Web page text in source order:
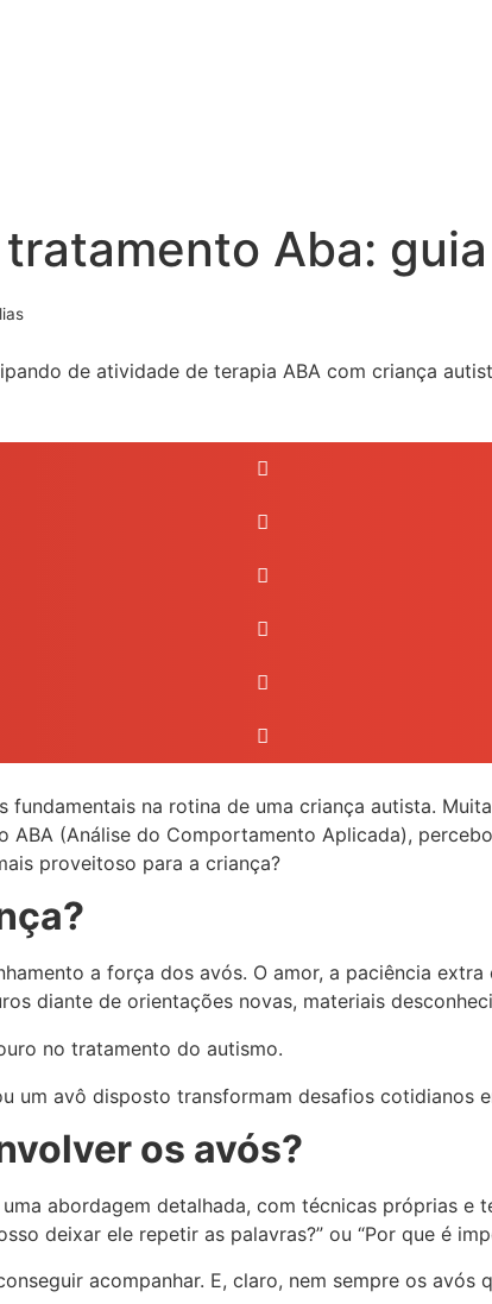
Aba:
na rotina de uma criança autista.
(Análise do Comportamento Aplicada),
proveitoso para a criança?
a força dos avós. O amor, a paciência
diante de orientações novas, materiais
no tratamento do autismo.
um avô disposto transformam desafios cotidianos
os avós?
abordagem detalhada, com técnicas próprias e
deixar ele repetir as palavras?” ou “Por que é
acompanhar. E, claro, nem sempre os